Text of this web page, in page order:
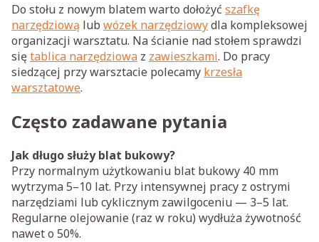
Do stołu z nowym blatem warto dołożyć szafkę
narzędziową lub wózek narzędziowydla kompleksowej
organizacji warsztatu. Na ścianie nad stołem sprawdzi
siętablica narzędziowa z zawieszkami. Do pracy
siedzącej przy warsztacie polecamy krzesła
warsztatowe.
Często zadawane pytania
Jak długo służy blat bukowy?
Przy normalnym użytkowaniu blat bukowy 40 mm
wytrzyma 5–10 lat. Przy intensywnej pracy z ostrymi
narzędziami lub cyklicznym zawilgoceniu — 3–5 lat.
Regularne olejowanie (raz w roku) wydłuża żywotność
nawet o 50%.